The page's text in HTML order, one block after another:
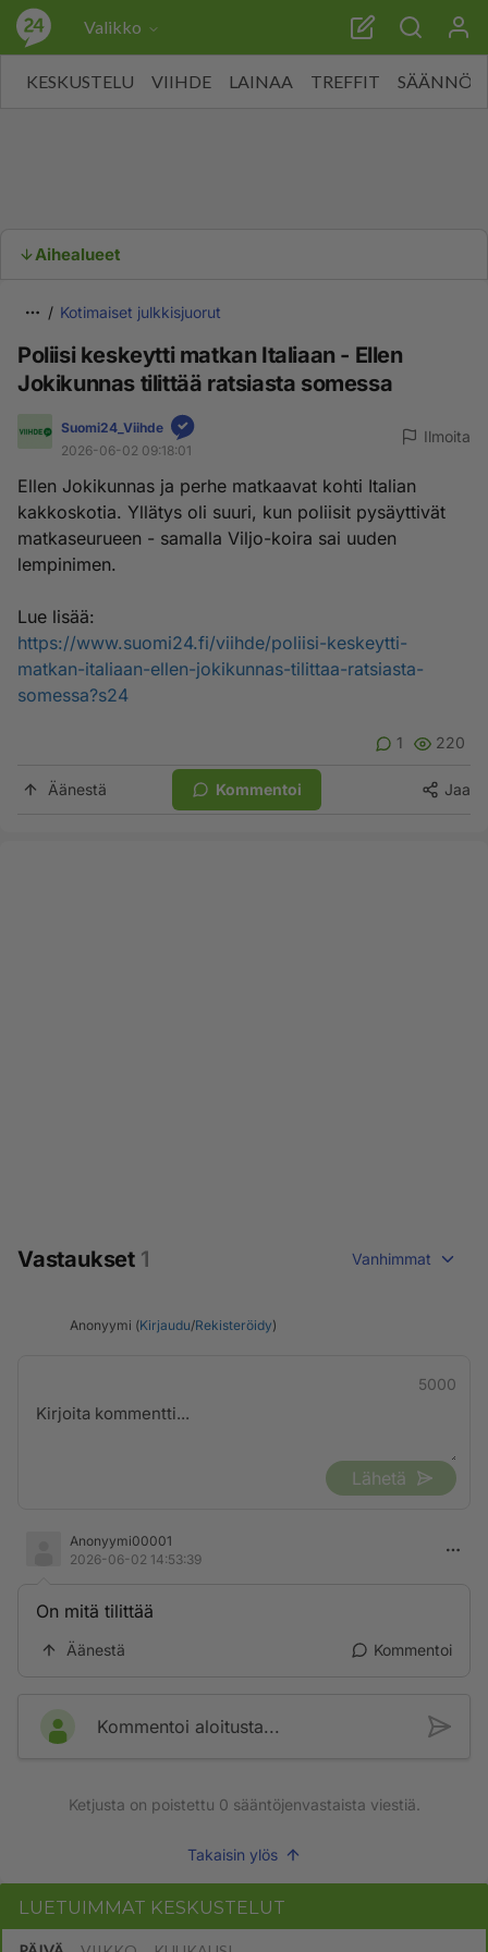
Valikko
KESKUSTELU VIIHDE LAINAA TREFFIT SÄÄNNÖT
Aihealueet
Kotimaiset julkkisjuorut
Poliisi keskeytti matkan Italiaan - Ellen
Jokikunnas tilittää ratsiasta somessa
Suomi24_Viihde
2026-06-02 09:18:01
Ilmoita
Ellen Jokikunnas ja perhe matkaavat kohti Italian
kakkoskotia. Yllätys oli suuri, kun poliisit pysäyttivät
matkaseurueen - samalla Viljo-koira sai uuden
lempinimen.
Lue lisää:
https://www.suomi24.fi/viihde/poliisi-keskeytti-
matkan-italiaan-ellen-jokikunnas-tilittaa-ratsiasta-
somessa?s24
1 220
Äänestä Kommentoi Jaa
Vastaukset 1 Vanhimmat
Anonyymi (Kirjaudu/Rekisteröidy)
5000
Lähetä
Anonyymi00001
2026-06-02 14:53:39
On mitä tilittää
Äänestä Kommentoi
Kommentoi aloitusta...
Ketjusta on poistettu 0 sääntöjenvastaista viestiä.
Takaisin ylös
LUETUIMMAT KESKUSTELUT